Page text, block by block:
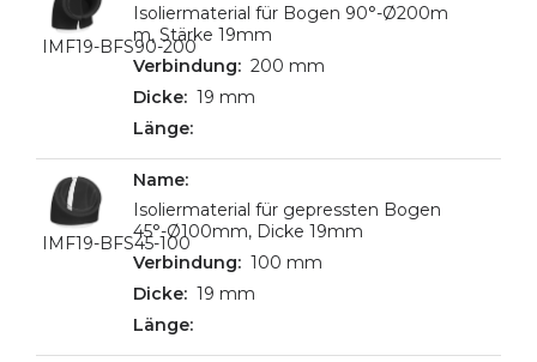
IMF19-BFS90-200
Isoliermaterial für Bogen 90°-Ø200m
m, Stärke 19mm
200 mm
19 mm
IMF19-BFS45-100
Isoliermaterial für gepressten Bogen
45°-Ø100mm, Dicke 19mm
100 mm
19 mm